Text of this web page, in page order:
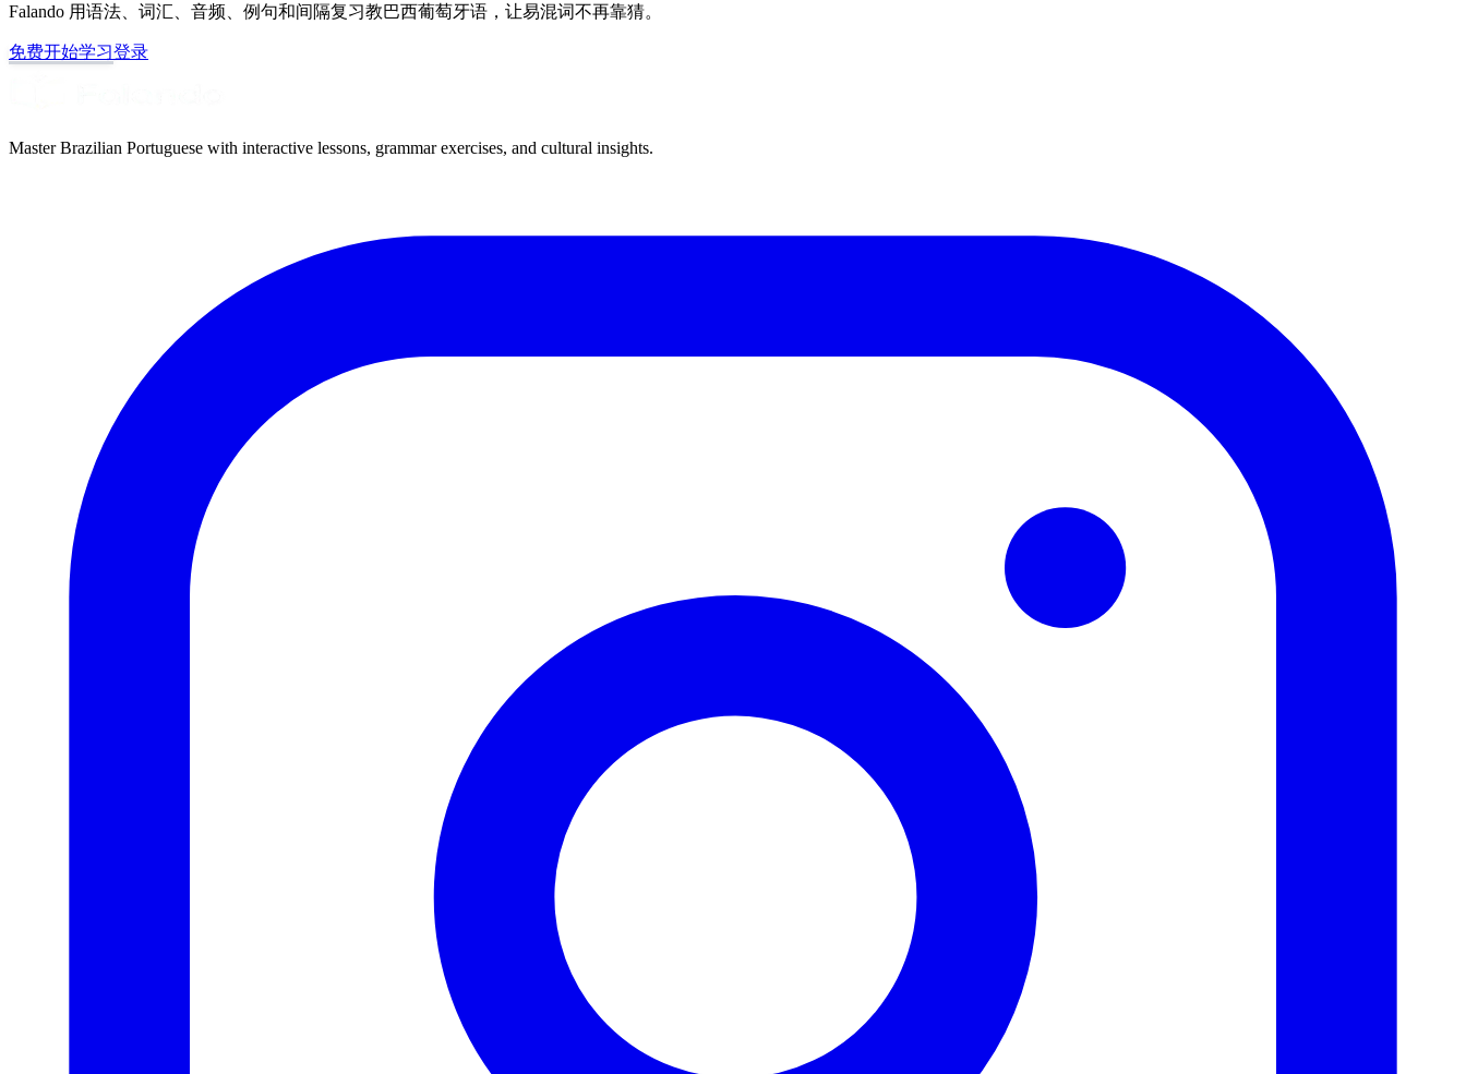
Falando 用语法、词汇、音频、例句和间隔复习教巴西葡萄牙语，让易混词不再靠猜。
免费开始学习登录
Master Brazilian Portuguese with interactive lessons, grammar exercises, and cultural insights.